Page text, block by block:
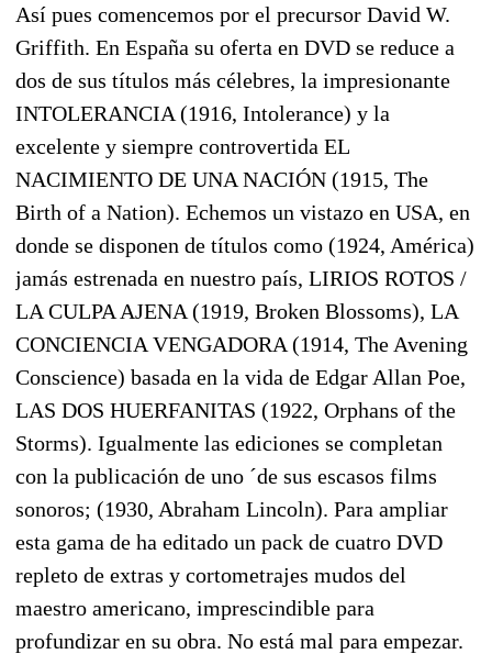
Así pues comencemos por el precursor David W.
Griffith. En España su oferta en DVD se reduce a
dos de sus títulos más célebres, la impresionante
INTOLERANCIA (1916, Intolerance) y la
excelente y siempre controvertida EL
NACIMIENTO DE UNA NACIÓN (1915, The
Birth of a Nation). Echemos un vistazo en USA, en
donde se disponen de títulos como (1924, América)
jamás estrenada en nuestro país, LIRIOS ROTOS /
LA CULPA AJENA (1919, Broken Blossoms), LA
CONCIENCIA VENGADORA (1914, The Avening
Conscience) basada en la vida de Edgar Allan Poe,
LAS DOS HUERFANITAS (1922, Orphans of the
Storms). Igualmente las ediciones se completan
con la publicación de uno ´de sus escasos films
sonoros; (1930, Abraham Lincoln). Para ampliar
esta gama de ha editado un pack de cuatro DVD
repleto de extras y cortometrajes mudos del
maestro americano, imprescindible para
profundizar en su obra. No está mal para empezar.